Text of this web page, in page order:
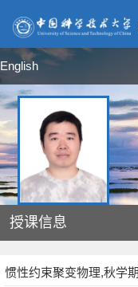
English
授课信息
惯性约束聚变物理,秋学